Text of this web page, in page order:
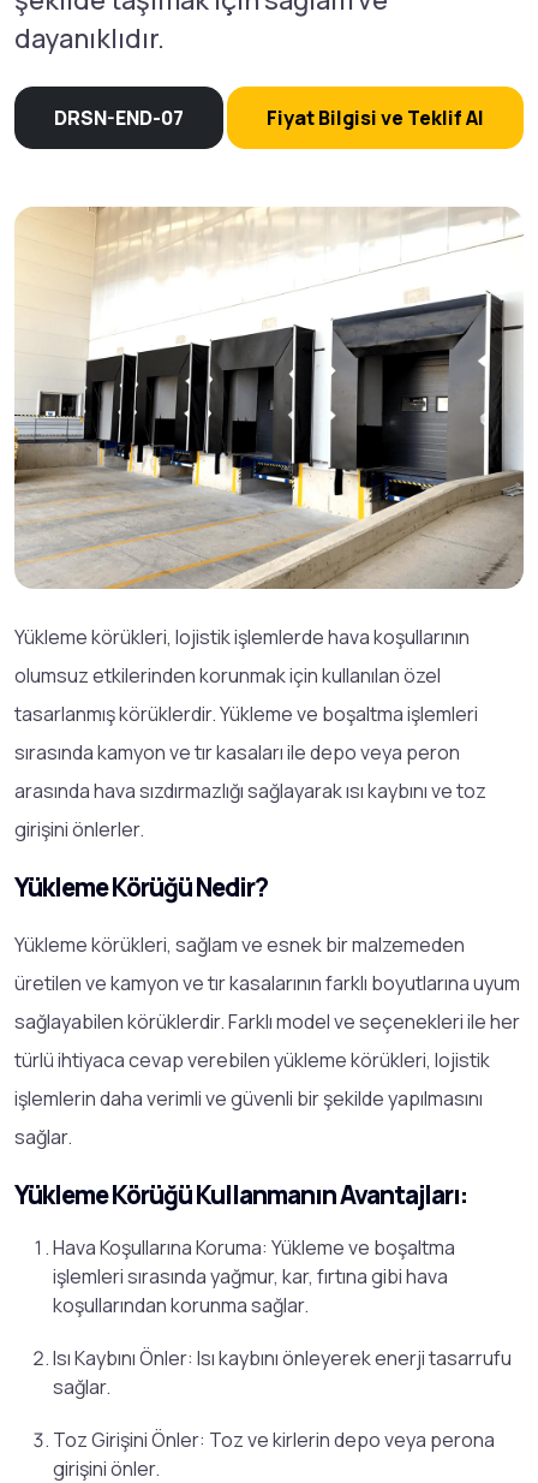
dayanıklıdır.
DRSN-END-07 Fiyat Bilgisi ve Teklif Al
Yükleme körükleri, lojistik işlemlerde hava koşullarının
olumsuz etkilerinden korunmak için kullanılan özel
tasarlanmış körüklerdir. Yükleme ve boşaltma işlemleri
sırasında kamyon ve tır kasaları ile depo veya peron
arasında hava sızdırmazlığı sağlayarak ısı kaybını ve toz
girişini önlerler.
Yükleme Körüğü Nedir?
Yükleme körükleri, sağlam ve esnek bir malzemeden
üretilen ve kamyon ve tır kasalarının farklı boyutlarına uyum
sağlayabilen körüklerdir. Farklı model ve seçenekleri ile her
türlü ihtiyaca cevap verebilen yükleme körükleri, lojistik
işlemlerin daha verimli ve güvenli bir şekilde yapılmasını
sağlar.
Yükleme Körüğü Kullanmanın Avantajları:
Hava Koşullarına Koruma: Yükleme ve boşaltma
işlemleri sırasında yağmur, kar, fırtına gibi hava
koşullarından korunma sağlar.
Isı Kaybını Önler: Isı kaybını önleyerek enerji tasarrufu
sağlar.
Toz Girişini Önler: Toz ve kirlerin depo veya perona
girişini önler.